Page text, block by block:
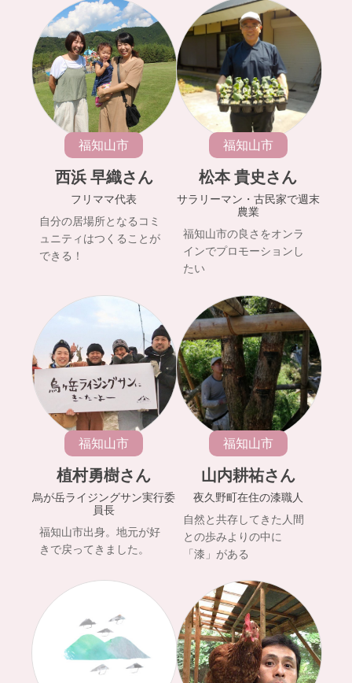
福知山市
西浜 早織さん
フリママ代表
自分の居場所となるコミ
ュニティはつくることが
できる！
福知山市
松本 貴史さん
サラリーマン・古民家で週末
農業
福知山市の良さをオンラ
インでプロモーションし
たい
福知山市
植村勇樹さん
烏が岳ライジングサン実行委
員長
福知山市出身。地元が好
きで戻ってきました。
福知山市
山内耕祐さん
夜久野町在住の漆職人
自然と共存してきた人間
との歩みよりの中に
「漆」がある